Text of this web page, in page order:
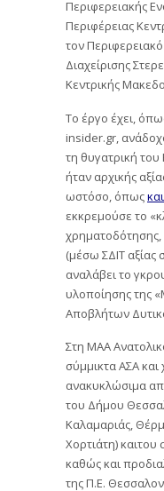
Περιφερειακής
Περιφέρειας
τον
Διαχείρισης
Κεντρικής
Το έργο έχει,
insider.gr,
τη θυγατρική
ήταν αρχικής
ωστόσο, όπως
εκκρεμούσε το
χρηματοδότησης,
(μέσω ΣΔΙΤ αξίας
αναλάβει το
υλοποίησης της
Αποβλήτων
Στη ΜΑΑ
σύμμικτα ΑΣΑ
ανακυκλώσιμα
του Δήμου
Καλαμαριάς,
Χορτιάτη) καιτου
καθώς και
της Π.Ε.